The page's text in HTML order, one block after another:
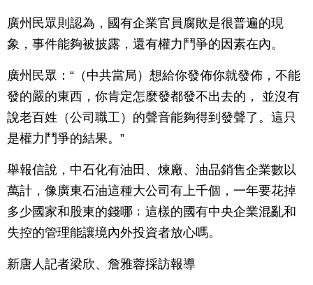
廣州民眾則認為，國有企業官員腐敗是很普遍的現
象，事件能夠被披露，還有權力鬥爭的因素在內。
廣州民眾：“（中共當局）想給你發佈你就發佈，不能
發的嚴的東西，你肯定怎麼發都發不出去的， 並沒有
說老百姓（公司職工）的聲音能夠得到發聲了。這只
是權力鬥爭的結果。”
舉報信說，中石化有油田、煉廠、油品銷售企業數以
萬計，像廣東石油這種大公司有上千個，一年要花掉
多少國家和股東的錢哪﹔這樣的國有中央企業混亂和
失控的管理能讓境內外投資者放心嗎。
新唐人記者梁欣、詹雅蓉採訪報導